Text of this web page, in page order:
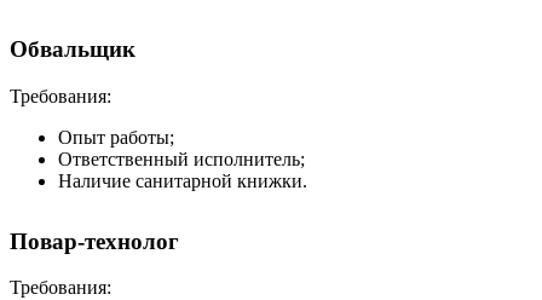
Обвальщик
Требования:
Опыт работы;
Ответственный исполнитель;
Наличие санитарной книжки.
Повар-технолог
Требования: